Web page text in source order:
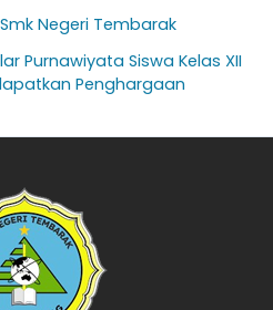
Negeri Tembarak
Purnawiyata Siswa Kelas XII
Penghargaan